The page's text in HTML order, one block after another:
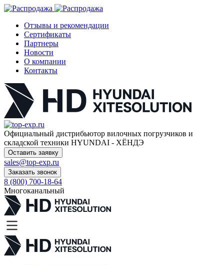
Отзывы и рекомендации
Сертификаты
Партнеры
Новости
О компании
Контакты
Официальный дистрибьютор вилочных погрузчиков и
складской техники HYUNDAI - ХЁНДЭ
Оставить заявку
sales@top-exp.ru
Заказать звонок
8 (800) 700-18-64
Многоканальный